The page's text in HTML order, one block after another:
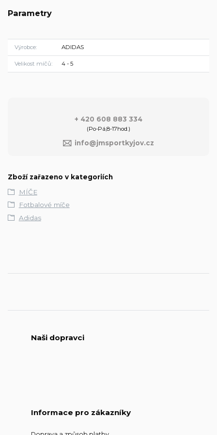
Parametry
Výrobce ADIDAS
Velikost míčů 4 - 5
+ 420 608 883 334
(Po-Pá,8-17hod.)
info@jmsportkyjov.cz
Zboží zařazeno v kategoriích
MÍČE
Fotbalové míče
Adidas
Naši dopravci
Informace pro zákazníky